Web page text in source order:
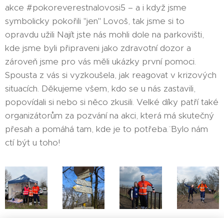
akce #pokoreverestnalovosi5 – a i když jsme
symbolicky pokořili "jen" Lovoš, tak jsme si to
opravdu užili Najít jste nás mohli dole na parkovišti,
kde jsme byli připraveni jako zdravotní dozor a
zároveň jsme pro vás měli ukázky první pomoci.
Spousta z vás si vyzkoušela, jak reagovat v krizových
situacích. Děkujeme všem, kdo se u nás zastavili,
popovídali si nebo si něco zkusili. Velké díky patří také
organizátorům za pozvání na akci, která má skutečný
přesah a pomáhá tam, kde je to potřeba.¨ Bylo nám
ctí být u toho!